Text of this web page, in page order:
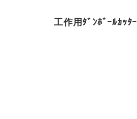
工作用ﾀﾞﾝﾎﾞｰﾙｶｯﾀｰ